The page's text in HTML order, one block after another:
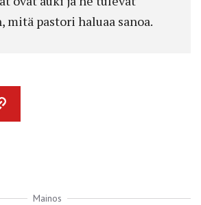
mitä pastori haluaa sanoa.
Mainos